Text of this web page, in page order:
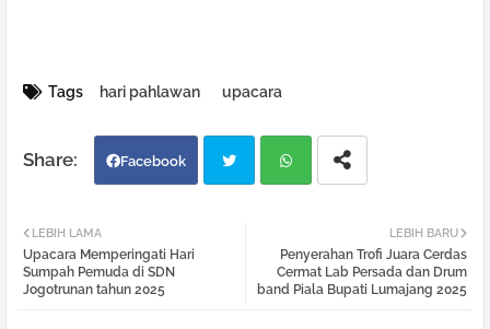
Tags hari pahlawan upacara
Facebook
atsa
LEBIH BARU
Penyerahan Trofi Juara Cerdas
Cermat Lab Persada dan Drum
band Piala Bupati Lumajang 2025
LEBIH LAMA
Upacara Memperingati Hari
Sumpah Pemuda di SDN
Jogotrunan tahun 2025